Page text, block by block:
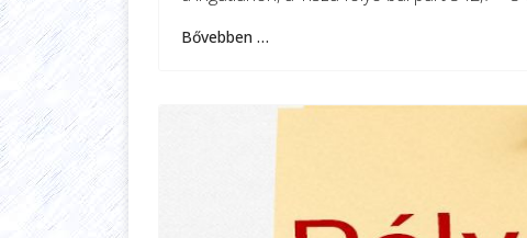
Bővebben …